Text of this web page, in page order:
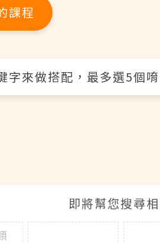
課程
字來做搭配，最多選5個唷
即將幫您搜尋